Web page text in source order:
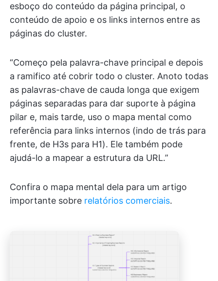
esboço do conteúdo da página principal, o
conteúdo de apoio e os links internos entre as
páginas do cluster.
“Começo pela palavra-chave principal e depois
a ramifico até cobrir todo o cluster. Anoto todas
as palavras-chave de cauda longa que exigem
páginas separadas para dar suporte à página
pilar e, mais tarde, uso o mapa mental como
referência para links internos (indo de trás para
frente, de H3s para H1). Ele também pode
ajudá-lo a mapear a estrutura da URL.”
Confira o mapa mental dela para um artigo
importante sobre relatórios comerciais.